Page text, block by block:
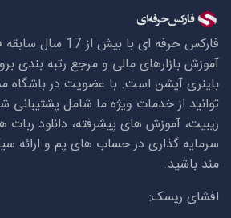
فارکس حرفه ای با
آموزش بازارهای مالی و مرجع رتبه بندی
باینری آپشن است. با عضویت در باشگاه
توانید از خدمات ویژه ما شامل پشتیبانی
ریبیت، آموزش های پیشرفته، دانلود ربات
سرمایه گذاری در حساب های پم و ارائه
مند باشید.
افشای ریسک: